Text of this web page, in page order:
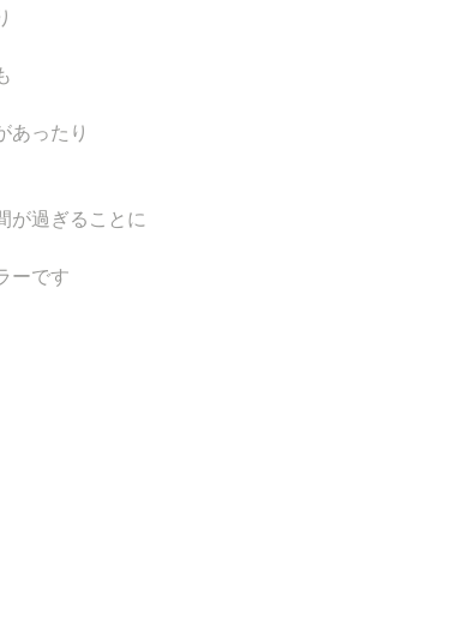
あったり
が過ぎることに
ーです